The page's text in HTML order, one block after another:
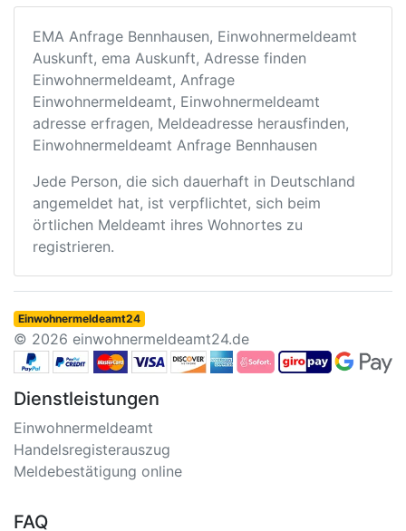
EMA Anfrage Bennhausen, Einwohnermeldeamt
Auskunft, ema Auskunft, Adresse finden
Einwohnermeldeamt, Anfrage
Einwohnermeldeamt, Einwohnermeldeamt
adresse erfragen, Meldeadresse herausfinden,
Einwohnermeldeamt Anfrage Bennhausen
Jede Person, die sich dauerhaft in Deutschland
angemeldet hat, ist verpflichtet, sich beim
örtlichen Meldeamt ihres Wohnortes zu
registrieren.
Einwohnermeldeamt24
© 2026 einwohnermeldeamt24.de
Dienstleistungen
Einwohnermeldeamt
Handelsregisterauszug
Meldebestätigung online
FAQ